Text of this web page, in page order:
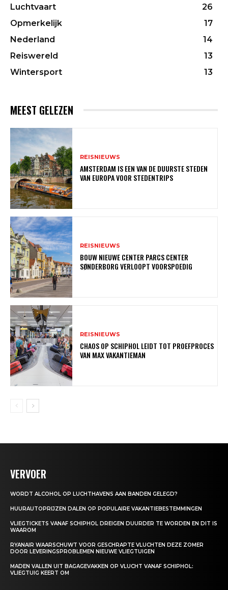
Luchtvaart
26
Opmerkelijk
17
Nederland
14
Reiswereld
13
Wintersport
13
MEEST GELEZEN
REISNIEUWS
AMSTERDAM IS EEN VAN DE DUURSTE STEDEN
VAN EUROPA VOOR STEDENTRIPS
REISNIEUWS
BOUW NIEUWE CENTER PARCS CENTER
SØNDERBORG VERLOOPT VOORSPOEDIG
REISNIEUWS
CHAOS OP SCHIPHOL LEIDT TOT PROEFPROCES
VAN MAX VAKANTIEMAN
VERVOER
WORDT ALCOHOL OP LUCHTHAVENS AAN BANDEN GELEGD?
HUURAUTOPRIJZEN DALEN OP POPULAIRE VAKANTIEBESTEMMINGEN
VLIEGTICKETS VANAF SCHIPHOL DREIGEN DUURDER TE WORDEN EN DIT IS
WAAROM
RYANAIR WAARSCHUWT VOOR GESCHRAPTE VLUCHTEN DEZE ZOMER
DOOR LEVERINGSPROBLEMEN NIEUWE VLIEGTUIGEN
MADEN VALLEN UIT BAGAGEVAKKEN OP VLUCHT VANAF SCHIPHOL:
VLIEGTUIG KEERT OM